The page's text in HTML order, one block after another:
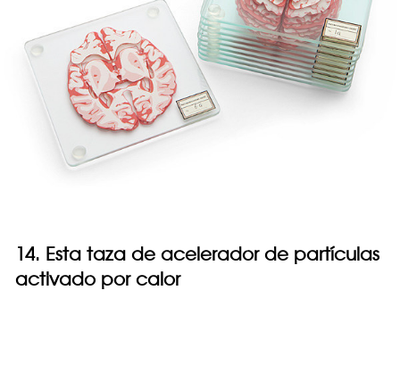
14. Esta taza de acelerador de partículas
activado por calor